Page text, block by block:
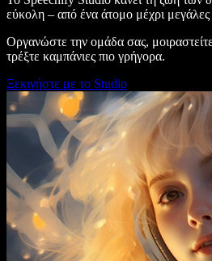
εύκολη – από ένα άτομο μέχρι μεγάλες
Οργανώστε την ομάδα σας,
τρέξτε καμπάνιες πιο γρήγορα.
Ξεκινήστε με το Studio